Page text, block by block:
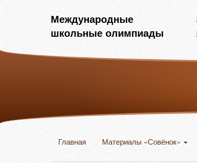
Международные
школьные олимпиады
Главная Материалы «Совёнок»